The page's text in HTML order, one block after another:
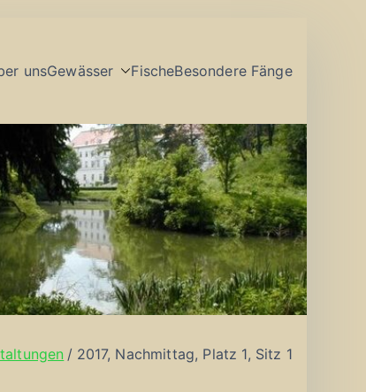
unsGewässer FischeBesondere Fänge
2017, Nachmittag, Platz 1, Sitz 1